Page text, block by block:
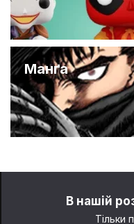
Манґа
В нашій
Тільки